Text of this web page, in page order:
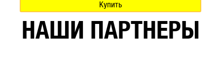
Купить
НАШИ ПАРТНЕРЫ